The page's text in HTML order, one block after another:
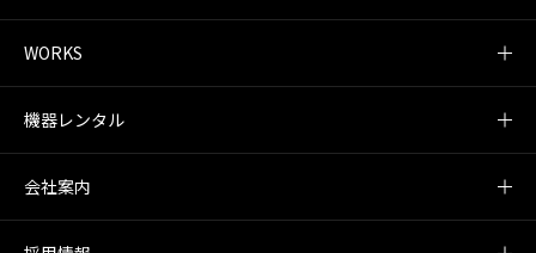
WORKS
機器レンタル
会社案内